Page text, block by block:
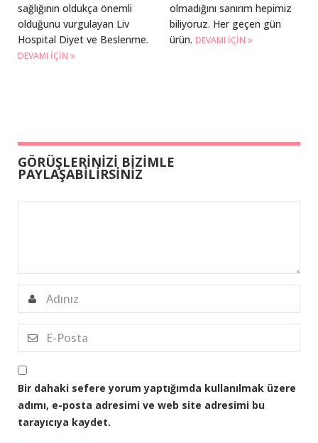
sağlığının oldukça önemli
olduğunu vurgulayan Liv
Hospital Diyet ve Beslenme.
DEVAMI IÇIN
olmadığını sanırım hepimiz
biliyoruz. Her geçen gün
ürün. DEVAMI IÇIN
GÖRÜŞLERİNİZİ BİZİMLE
PAYLAŞABİLİRSİNİZ
Bir dahaki sefere yorum yaptığımda kullanılmak üzere
adımı, e-posta adresimi ve web site adresimi bu
tarayıcıya kaydet.